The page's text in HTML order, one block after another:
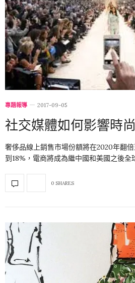
專題報導 2017-09-05
社交媒體如何影響時
奢侈品線上銷售市場份額將在2020年翻
到18%，電商將成為繼中國和美國之後全
0 SHARES